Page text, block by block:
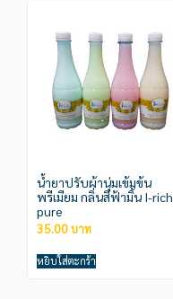
น้ำยาปรับผ้านุ่มเข้มข้น
พรีเมียม กลิ่นสีฟ้ามิ้น I-rich
pure
35.00
หยิบใส่ตะกร้า